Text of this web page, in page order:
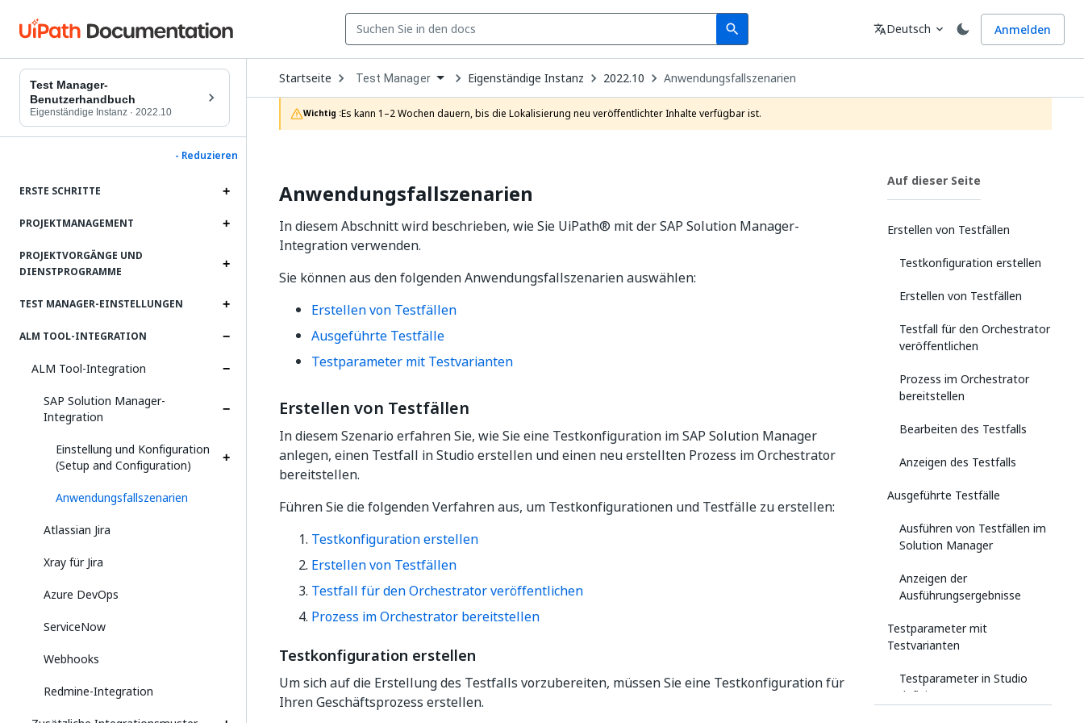
search
Search Sprache
translateDeutsch expand_more Anmelden
Test Manager-
Benutzerhandbuch
Eigenständige Instanz · 2022.10
- Reduzieren
ERSTE SCHRITTE
PROJEKTMANAGEMENT
PROJEKTVORGÄNGE UND
DIENSTPROGRAMME
TEST MANAGER-EINSTELLUNGEN
ALM TOOL-INTEGRATION
ALM Tool-Integration
SAP Solution Manager-
Integration
Einstellung und Konfiguration
(Setup and Configuration)
Anwendungsfallszenarien
Atlassian Jira
Xray für Jira
Azure DevOps
ServiceNow
Webhooks
Redmine-Integration
Startseite Open
Dropdown
to
choose
product
Test Manager Eigenständige Instanz 2022.10 Anwendungsfallszenarien
Wichtig :Es kann 1–2 Wochen dauern, bis die Lokalisierung neu veröffentlichter Inhalte verfügbar ist.
Anwendungsfallszenarien
In diesem Abschnitt wird beschrieben, wie Sie UiPath® mit der SAP Solution Manager-
Integration verwenden.
Sie können aus den folgenden Anwendungsfallszenarien auswählen:
Erstellen von Testfällen
Ausgeführte Testfälle
Testparameter mit Testvarianten
Erstellen von Testfällen
In diesem Szenario erfahren Sie, wie Sie eine Testkonfiguration im SAP Solution Manager
anlegen, einen Testfall in Studio erstellen und einen neu erstellten Prozess im Orchestrator
bereitstellen.
Führen Sie die folgenden Verfahren aus, um Testkonfigurationen und Testfälle zu erstellen:
Testkonfiguration erstellen
Erstellen von Testfällen
Testfall für den Orchestrator veröffentlichen
Prozess im Orchestrator bereitstellen
Testkonfiguration erstellen
Um sich auf die Erstellung des Testfalls vorzubereiten, müssen Sie eine Testkonfiguration für
Ihren Geschäftsprozess erstellen.
Auf dieser Seite
Erstellen von Testfällen
Testkonfiguration erstellen
Erstellen von Testfällen
Testfall für den Orchestrator
veröffentlichen
Prozess im Orchestrator
bereitstellen
Bearbeiten des Testfalls
Anzeigen des Testfalls
Ausgeführte Testfälle
Ausführen von Testfällen im
Solution Manager
Anzeigen der
Ausführungsergebnisse
Testparameter mit
Testvarianten
Testparameter in Studio
definieren